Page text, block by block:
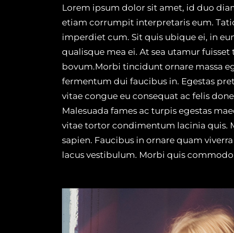
Lorem ipsum dolor sit amet, id duo
etiam corrumpit interpretaris eum.
imperdiet cum. Sit quis ubique ei, in
qualisque mea ei. At sea utamur
bovum.Morbi tincidunt ornare massa
fermentum dui faucibus in. Egestas
vitae congue eu consequat ac felis
Malesuada fames ac turpis egestas
vitae tortor condimentum lacinia quis.
sapien. Faucibus in ornare quam
lacus vestibulum. Morbi quis